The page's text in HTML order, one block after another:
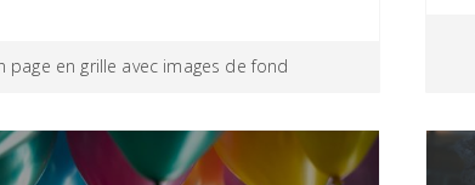
page en grille avec images de fond